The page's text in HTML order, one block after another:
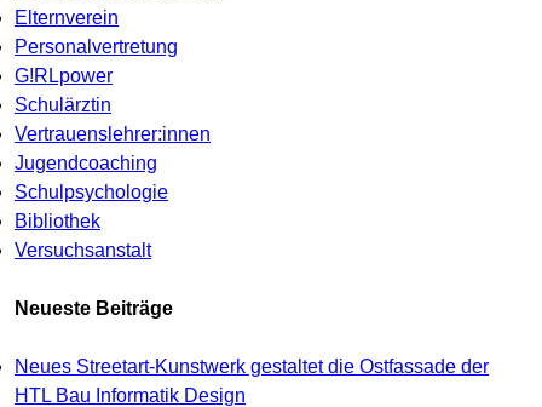
Elternverein
Personalvertretung
G!RLpower
Schulärztin
Vertrauenslehrer:innen
Jugendcoaching
Schulpsychologie
Bibliothek
Versuchsanstalt
Neueste Beiträge
Neues Streetart-Kunstwerk gestaltet die Ostfassade der
HTL Bau Informatik Design